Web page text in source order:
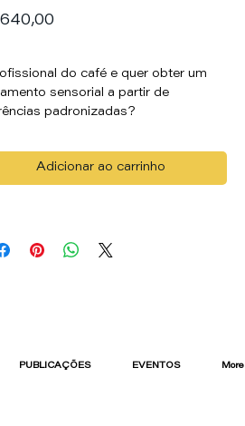
do café e quer obter um
sensorial a partir de
padronizadas?
você precisa conhecer o nosso Kit
sabores defeituosos como
com o Depto. de Química
Adicionar ao carrinho
PUBLICAÇÕES EVENTOS More